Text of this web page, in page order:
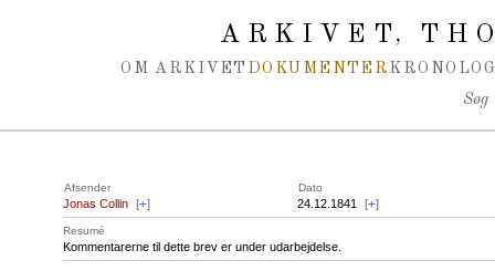
ARKIVET,
OM ARKIVET DOKUMENTER
Søg
Afsender Dato
Jonas Collin [+] 24.12.1841 [+]
Resumé
Kommentarerne til dette brev er under udarbejdelse.